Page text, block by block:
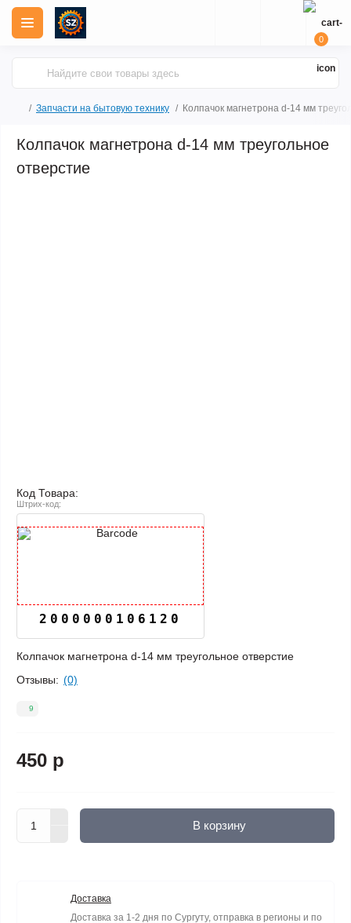
0
Запчасти на бытовую технику Колпачок магнетрона d-14 мм
Колпачок магнетрона d-14 мм треугольное
отверстие
Код Товара:
Штрих-код:
2000000106120
Колпачок магнетрона d-14 мм треугольное отверстие
Отзывы: (0)
9
450 р
В корзину
Доставка
Доставка за 1-2 дня по Сургуту, отправка в регионы и по